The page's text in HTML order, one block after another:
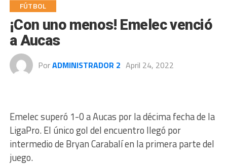
FÚTBOL
¡Con uno menos! Emelec venció
a Aucas
PorADMINISTRADOR 2 April 24, 2022
Emelec superó 1-0 a Aucas por la décima fecha de la
LigaPro. El único gol del encuentro llegó por
intermedio de Bryan Carabalí en la primera parte del
juego.